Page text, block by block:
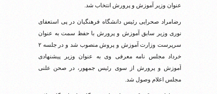
عنوان وزیر آموزش و پرورش انتخاب شد.
رضامراد صحرایی رئیس دانشگاه فرهنگیان در پی استعفای
نوری وزیر سابق آموزش و پرورش با حفظ سمت به عنوان
سرپرست وزارت آموزش و پروش منصوب شد و در جلسه ۲
خرداد مجلس نامه معرفی وی به عنوان وزیر پیشنهادی
آموزش و پرورش از سوی رئیس جمهور، در صحن علنی
مجلس اعلام وصول شد.